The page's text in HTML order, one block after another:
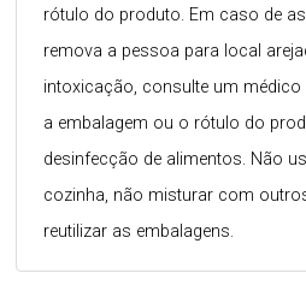
rótulo do produto. Em caso de
remova a pessoa para local
intoxicação, consulte um médico
a embalagem ou o rótulo do
desinfecção de alimentos. Não
cozinha, não misturar com
reutilizar as embalagens.